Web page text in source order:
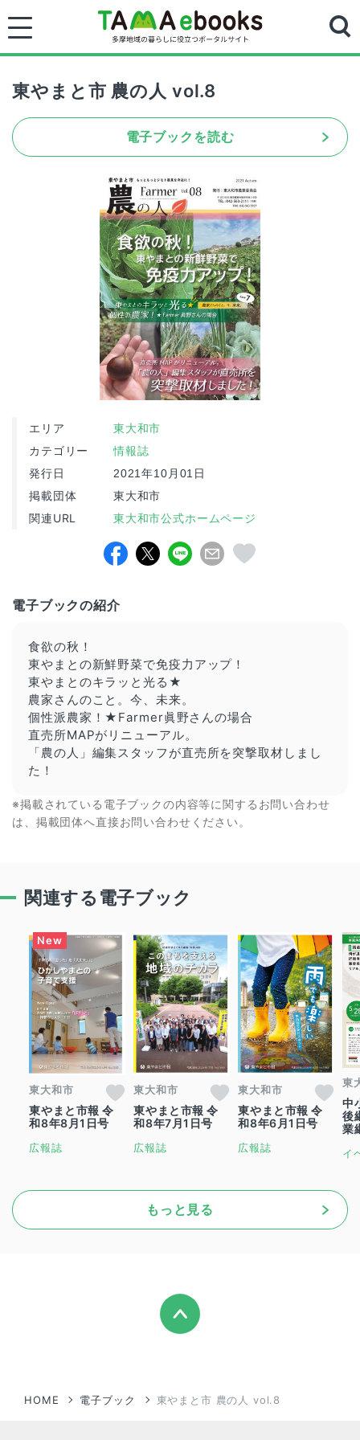
東やまと市 農の人 vol.8
電子ブックを読む
エリア 東大和市
カテゴリー 情報誌
発行日 2021年10月01日
掲載団体 東大和市
関連URL 東大和市公式ホームページ
電子ブックの紹介
食欲の秋！
東やまとの新鮮野菜で免疫力アップ！
東やまとのキラッと光る★
農家さんのこと。今、未来。
個性派農家！★Farmer眞野さんの場合
直売所MAPがリニューアル。
「農の人」編集スタッフが直売所を突撃取材しまし
た！
※掲載されている電子ブックの内容等に関するお問い合わせ
は、掲載団体へ直接お問い合わせください。
関連する電子ブック
東大和市
東やまと市報 令
和8年8月1日号
広報誌
東大和市
東やまと市報 令
和8年7月1日号
広報誌
東大和市
東やまと市報 令
和8年6月1日号
広報誌
東
中
後
業
イ
もっと見る
HOME 電子ブック 東やまと市 農の人 vol.8